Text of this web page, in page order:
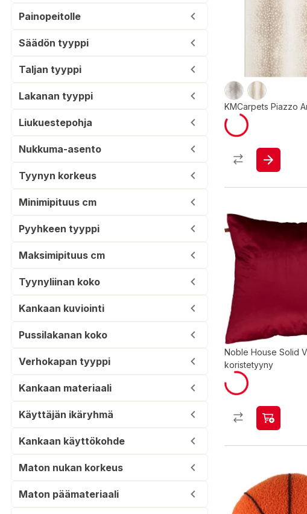
Painopeitolle
Säädön tyyppi
Taljan tyyppi
Lakanan tyyppi
Liukuestepohja
Nukkuma-asento
Tyynyn korkeus
Minimipituus cm
Pyyhkeen tyyppi
Maksimipituus cm
Tyynyliinan koko
Kankaan kuviointi
Pussilakanan koko
Verhokapan tyyppi
Kankaan materiaali
Käyttäjän ikäryhmä
Kankaan käyttökohde
Maton nukan korkeus
Maton päämateriaali
KMCarpets Piazzo
Noble House Solid
koristetyyny